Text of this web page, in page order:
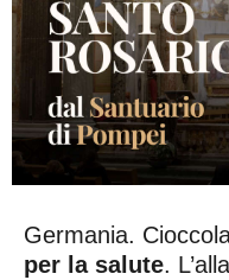
Germania.
per la salute.